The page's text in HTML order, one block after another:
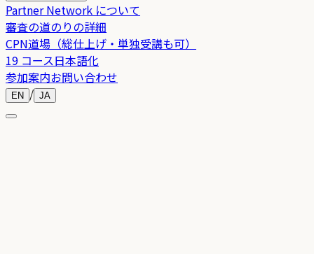
Partner Network について
審査の道のりの詳細
CPN道場（総仕上げ・単独受講も可）
19 コース日本語化
参加案内お問い合わせ
EN / JA